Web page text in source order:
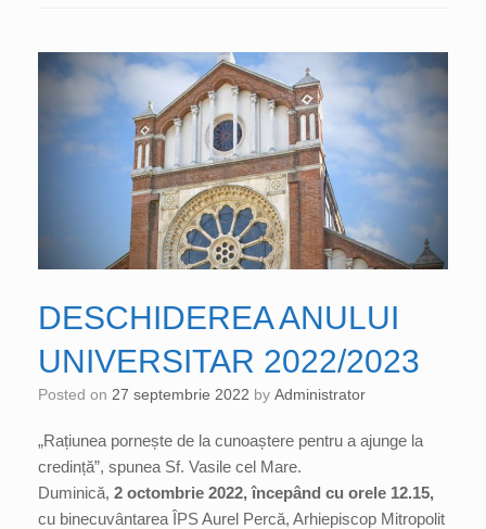
DESCHIDEREA ANULUI
UNIVERSITAR 2022/2023
Posted on 27 septembrie 2022 by Administrator
„Rațiunea pornește de la cunoaștere pentru a ajunge la
credință”, spunea Sf. Vasile cel Mare.
Duminică, 2 octombrie 2022, începând cu orele 12.15,
cu binecuvântarea ÎPS Aurel Percă, Arhiepiscop Mitropolit